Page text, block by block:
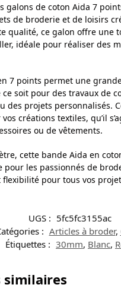
galons de coton Aida 7
de broderie et de loisirs
qualité, ce galon offre une
idéale pour réaliser des
7 points permet une
soit pour des travaux de
des projets personnalisés.
créations textiles, qu’il
ou de vêtements.
cette bande Aida en
pour les passionnés de
pour tous vos
UGS : 5fc5fc3155ac
: Articles à broder,
Étiquettes : 30mm, Blanc,
similaires